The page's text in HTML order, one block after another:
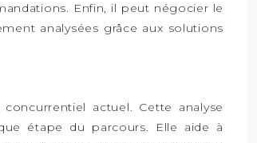
Enfin, il peut négocier le
analysées grâce aux solutions
actuel. Cette analyse
étape du parcours. Elle aide à